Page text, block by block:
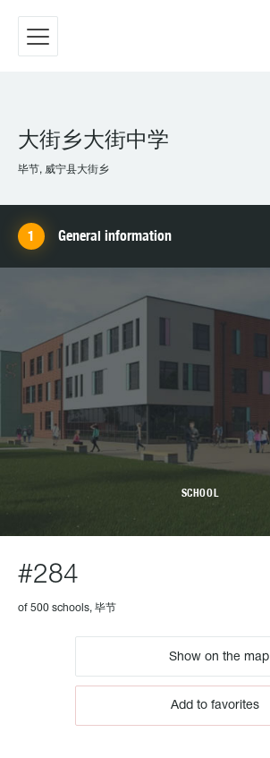
大街乡大街中学
毕节, 威宁县大街乡
General information
SCHOOL
#284
of 500 schools, 毕节
Show on the map
Add to favorites